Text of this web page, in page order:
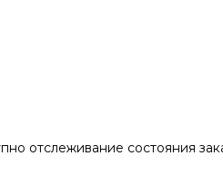
отслеживание состояния